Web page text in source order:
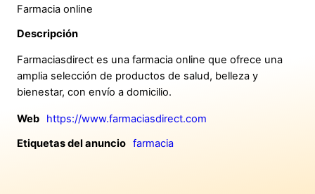
Farmacia online
Descripción
Farmaciasdirect es una farmacia online que ofrece una
amplia selección de productos de salud, belleza y
bienestar, con envío a domicilio.
Web
https://www.farmaciasdirect.com
Etiquetas del anuncio farmacia